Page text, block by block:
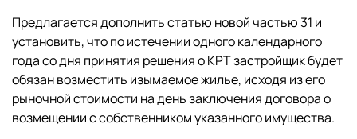
Предлагается дополнить статью новой частью 31 и
установить, что по истечении одного календарного
года со дня принятия решения о КРТ застройщик будет
обязан возместить изымаемое жилье, исходя из его
рыночной стоимости на день заключения договора о
возмещении с собственником указанного имущества.